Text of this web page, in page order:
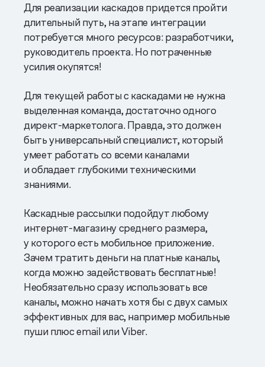
Для реализации каскадов придется пройти
длительный путь, на этапе интеграции
потребуется много ресурсов: разработчики,
руководитель проекта. Но потраченные
усилия окупятся!
Для текущей работы с каскадами не нужна
выделенная команда, достаточно одного
директ-маркетолога. Правда, это должен
быть универсальный специалист, который
умеет работать со всеми каналами
и обладает глубокими техническими
знаниями.
Каскадные рассылки подойдут любому
интернет-магазину среднего размера,
у которого есть мобильное приложение.
Зачем тратить деньги на платные каналы,
когда можно задействовать бесплатные!
Необязательно сразу использовать все
каналы, можно начать хотя бы с двух самых
эффективных для вас, например мобильные
пуши плюс email или Viber.